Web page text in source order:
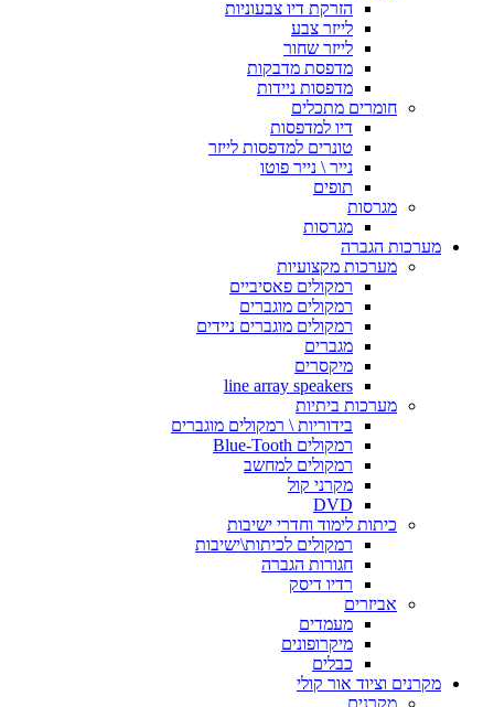
הזרקת דיו צבעוניות
לייזר צבע
לייזר שחור
מדפסת מדבקות
מדפסות ניידות
חומרים מתכלים
דיו למדפסות
טונרים למדפסות לייזר
נייר \ נייר פוטו
תופים
מגרסות
מגרסות
מערכות הגברה
מערכות מקצועיות
רמקולים פאסיביים
רמקולים מוגברים
רמקולים מוגברים ניידים
מגברים
מיקסרים
line array speakers
מערכות ביתיות
בידוריות \ רמקולים מוגברים
רמקולים Blue-Tooth
רמקולים למחשב
מקרני קול
DVD
כיתות לימוד וחדרי ישיבות
רמקולים לכיתות\ישיבות
חגורות הגברה
רדיו דיסק
אביזרים
מעמדים
מיקרופונים
כבלים
מקרנים וציוד אור קולי
מקרנים